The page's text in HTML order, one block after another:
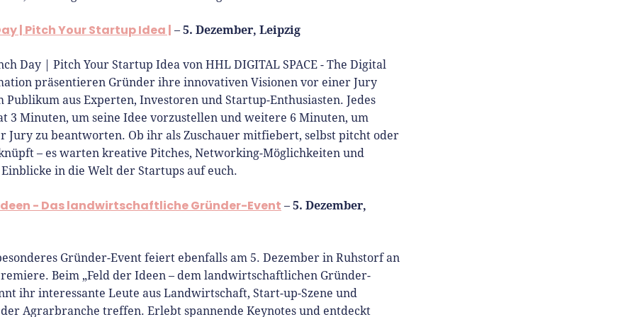
| Pitch Your Startup Idea | – 5. Dezember, Leipzig
Day | Pitch Your Startup Idea von HHL DIGITAL SPACE - The Digital
präsentieren Gründer ihre innovativen Visionen vor einer Jury
Publikum aus Experten, Investoren und Startup-Enthusiasten. Jedes
3 Minuten, um seine Idee vorzustellen und weitere 6 Minuten, um
Jury zu beantworten. Ob ihr als Zuschauer mitfiebert, selbst pitcht oder
– es warten kreative Pitches, Networking-Möglichkeiten und
in die Welt der Startups auf euch.
- Das landwirtschaftliche Gründer-Event – 5. Dezember,
Gründer-Event feiert ebenfalls am 5. Dezember in Ruhstorf an
Beim „Feld der Ideen – dem landwirtschaftlichen Gründer-
ihr interessante Leute aus Landwirtschaft, Start-up-Szene und
Agrarbranche treffen. Erlebt spannende Keynotes und entdeckt